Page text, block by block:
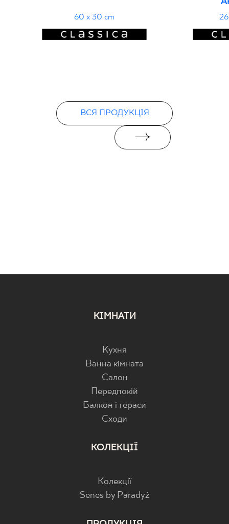
60 x 30 cm
ВСЯ ПРОДУКЦІЯ
КІМНАТИ
Кухня
Ванна кімната
Салон
Передпокій
Балкон і тераси
Cходи
КОЛЕКЦІЇ
Колекції
Senes by Paradyż